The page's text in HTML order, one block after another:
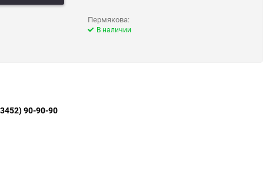
Пермякова:
В наличии
90-90-90